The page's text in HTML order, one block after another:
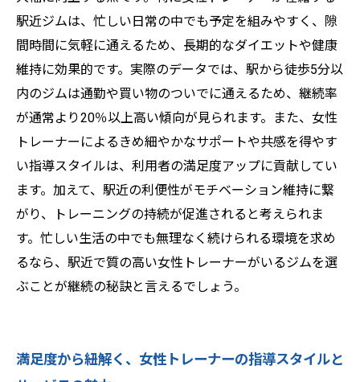
駅近ジムは、忙しい日常の中でも予定を組みやすく、隙
間時間に気軽に通えるため、長期的なダイエットや健康
維持に効果的です。実際のデータでは、駅から徒歩5分以
内のジムは通勤や買い物のついでに通えるため、継続率
が通常より20％以上高い傾向が見られます。また、女性
トレーナーによるきめ細やかなサポートや共感を得やす
い指導スタイルは、利用者の満足度アップに貢献してい
ます。加えて、駅近の利便性がモチベーション維持に繋
がり、トレーニングの持続が促進されると考えられま
す。忙しい生活の中でも無理なく続けられる環境を求め
るなら、駅近で質の高い女性トレーナーがいるジムを選
ぶことが継続の秘訣と言えるでしょう。
満足度から紐解く、女性トレーナーの指導スタイルと